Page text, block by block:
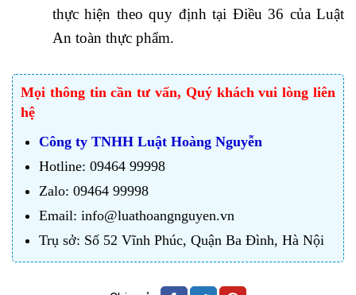
thực hiện theo quy định tại Điều 36 của Luật
An toàn thực phẩm.
Mọi thông tin cần tư vấn, Quý khách vui lòng liên
hệ
Công ty TNHH Luật Hoàng Nguyễn
Hotline: 09464 99998
Zalo: 09464 99998
Email: info@luathoangnguyen.vn
Trụ sở: Số 52 Vĩnh Phúc, Quận Ba Đình, Hà Nội